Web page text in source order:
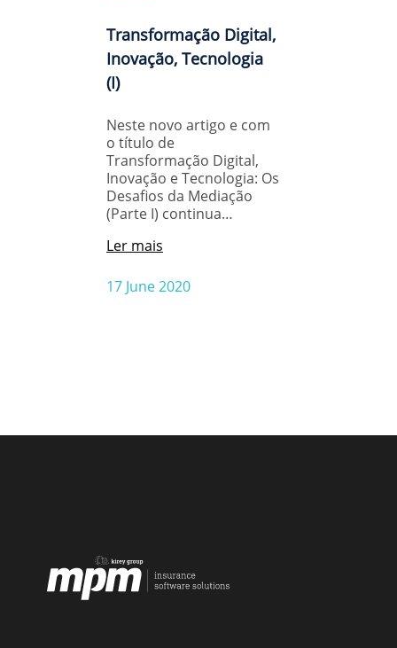
Transformação Digital,
Inovação, Tecnologia
(I)
Neste novo artigo e com
o título de
Transformação Digital,
Inovação e Tecnologia: Os
Desafios da Mediação
(Parte I) continua…
17 June 2020
Ler mais